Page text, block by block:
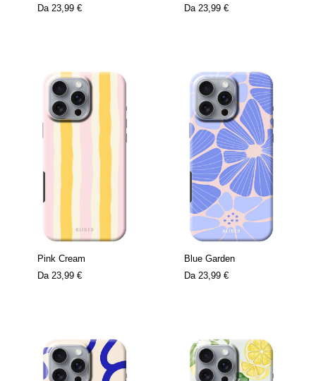
Da 23,99 €
Da 23,99 €
Pink Cream
Da 23,99 €
Blue Garden
Da 23,99 €